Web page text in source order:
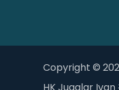
Copyright ©